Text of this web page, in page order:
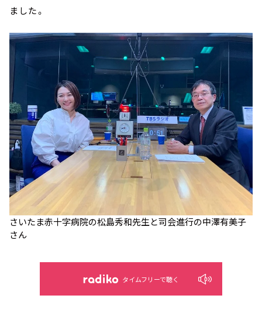
ました。
さいたま赤十字病院の松島秀和先生と司会進行の中澤有美子
さん
タイムフリーで聴く